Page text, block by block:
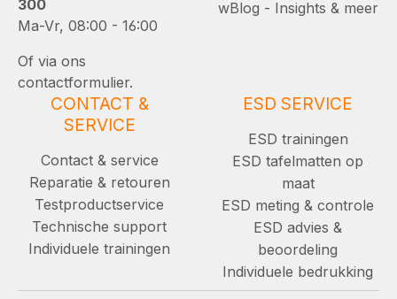
300
Ma-Vr, 08:00 - 16:00
Of via ons
contactformulier.
wBlog - Insights & meer
CONTACT &
SERVICE
Contact & service
Reparatie & retouren
Testproductservice
Technische support
Individuele trainingen
ESD SERVICE
ESD trainingen
ESD tafelmatten op
maat
ESD meting & controle
ESD advies &
beoordeling
Individuele bedrukking